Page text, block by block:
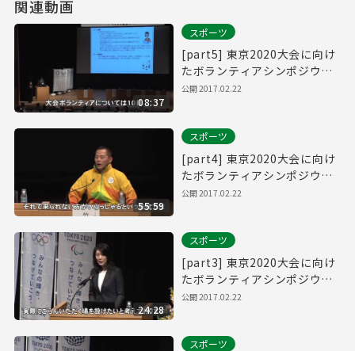
関連動画
08:37
スポーツ
[part5] 東京2020大会に向け
たボランティアシンポジウム
～リオから東京へ～
公開2017.02.22
55:59
スポーツ
[part4] 東京2020大会に向け
たボランティアシンポジウム~
リオから東京へ~
公開2017.02.22
24:28
スポーツ
[part3] 東京2020大会に向け
たボランティアシンポジウム
～リオから東京へ～
公開2017.02.22
スポーツ